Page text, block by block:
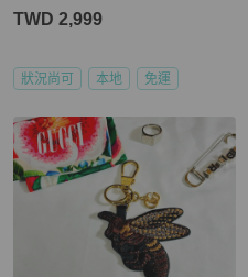
TWD 2,999
狀況尚可 本地 免運